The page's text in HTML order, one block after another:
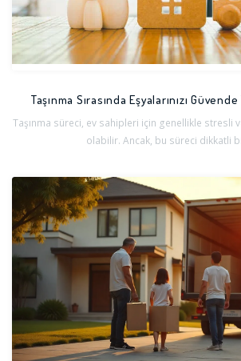
Taşınma Sırasında Eşyalarınızı
Taşınma süreci, ev sahipleri için genellikle stresli
olabilir. Ancak, bu süreci dikkatli